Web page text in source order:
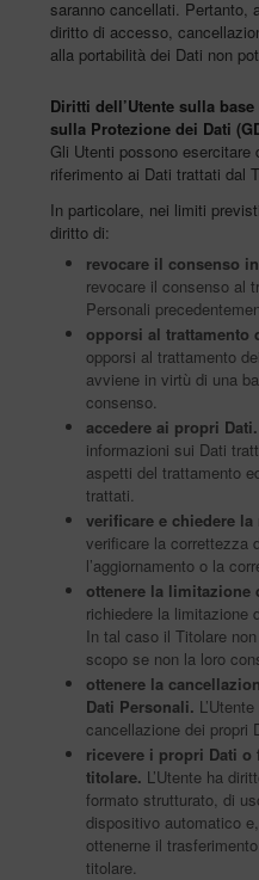
saranno cancellati. Pertanto,
diritto di accesso,
alla portabilità dei Dati non
Diritti dell’Utente sulla
sulla Protezione dei Dati
Gli Utenti possono esercitare
riferimento ai Dati trattati dal
In particolare, nei limiti
diritto di:
revocare il consenso
revocare il consenso al
Personali
opporsi al trattamento
opporsi al trattamento
avviene in virtù di una
consenso.
accedere ai propri Dati.
informazioni sui Dati
aspetti del trattamento
trattati.
verificare e chiedere
verificare la correttezza
l’aggiornamento o la
ottenere la limitazione
richiedere la limitazione
In tal caso il Titolare
scopo se non la loro
ottenere la
Dati Personali.
cancellazione dei propri
ricevere i propri Dati
titolare. L’Utente ha
formato strutturato, di
dispositivo automatico
ottenerne il
titolare.